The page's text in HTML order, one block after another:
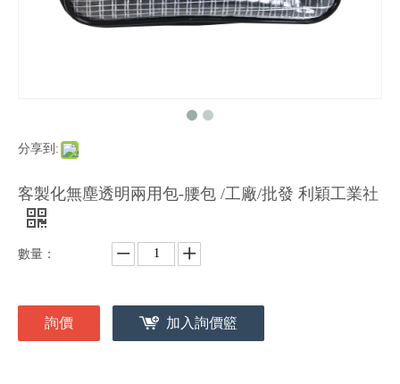
分享到:
客製化無塵透明兩用包-腰包 /工廠/批發 利穎工業社
數量：
詢價 加入詢價籃